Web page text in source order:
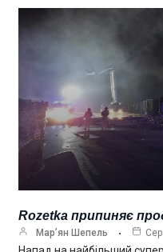
Rozetka припиняє
Мар’ян Шепель